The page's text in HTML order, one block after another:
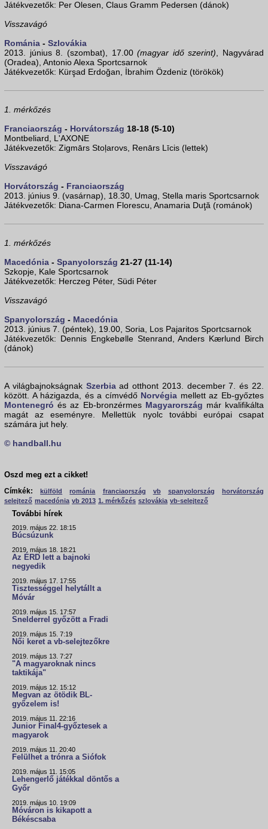
Játékvezetők: Per Olesen, Claus Gramm Pedersen (dánok)
Visszavágó
Románia - Szlovákia
2013. június 8. (szombat), 17.00(magyar idő szerint), Nagyvárad
(Oradea), Antonio Alexa Sportcsarnok
Játékvezetők: Kürşad Erdoğan, İbrahim Özdeniz (törökök)
1. mérkőzés
Franciaország - Horvátország 18-18 (5-10)
Montbeliard, L'AXONE
Játékvezetők: Zigmārs Stoļarovs, Renārs Līcis (lettek)
Visszavágó
Horvátország - Franciaország
2013. június 9. (vasárnap), 18.30, Umag, Stella maris Sportcsarnok
Játékvezetők: Diana-Carmen Florescu, Anamaria Duţă (románok)
1. mérkőzés
Macedónia - Spanyolország 21-27 (11-14)
Szkopje, Kale Sportcsarnok
Játékvezetők: Herczeg Péter, Südi Péter
Visszavágó
Spanyolország - Macedónia
2013. június 7. (péntek), 19.00, Soria, Los Pajaritos Sportcsarnok
Játékvezetők: Dennis Engkebølle Stenrand, Anders Kærlund Birch
(dánok)
A világbajnokságnak Szerbiaad otthont 2013. december 7. és 22.
között. A házigazda, és a címvédő Norvégia mellett az Eb-győztes
Montenegró és az Eb-bronzérmes Magyarország már kvalifikálta
magát az eseményre. Mellettük nyolc további európai csapat
számára jut hely.
© handball.hu
Oszd meg ezt a cikket!
Címkék:
külföld románia franciaország vb spanyolország
horvátország
selejtező macedónia vb 2013 1. mérkőzés szlovákia vb-selejtező
További hírek
2019. május 22. 18:15
Búcsúzunk
2019. május 18. 18:21
Az ÉRD lett a bajnoki
negyedik
2019. május 17. 17:55
Tisztességgel helytállt a
Móvár
2019. május 15. 17:57
Snelderrel győzött a Fradi
2019. május 15. 7:19
Női keret a vb-selejtezőkre
2019. május 13. 7:27
"A magyaroknak nincs
taktikája"
2019. május 12. 15:12
Megvan az ötödik BL-
győzelem is!
2019. május 11. 22:16
Junior Final4-győztesek a
magyarok
2019. május 11. 20:40
Felülhet a trónra a Siófok
2019. május 11. 15:05
Lehengerlő játékkal döntős a
Győr
2019. május 10. 19:09
Móváron is kikapott a
Békéscsaba